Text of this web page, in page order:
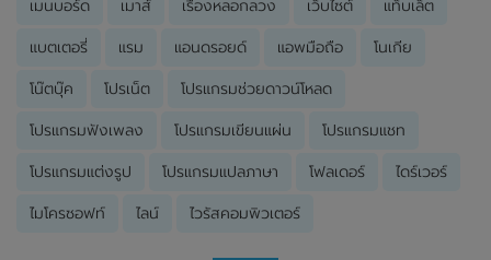
เมนบอร์ด เมาส์ เรื่องหลอกลวง เว็บไซต์ แท็บเล็ต
แบตเตอรี่ แรม แอนดรอยด์ แอพมือถือ โนเกีย
โน๊ตบุ๊ค โปรเน็ต โปรแกรมช่วยดาวน์โหลด
โปรแกรมฟังเพลง โปรแกรมเขียนแผ่น โปรแกรมแชท
โปรแกรมแต่งรูป โปรแกรมแปลภาษา โฟลเดอร์ ไดร์เวอร์
ไมโครซอฟท์ ไลน์ ไวรัสคอมพิวเตอร์